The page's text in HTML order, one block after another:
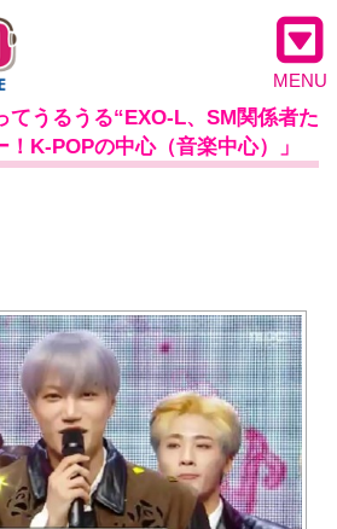
MENU
てうるうる“EXO-L、SM関係者た
K-POPの中心（音楽中心）」